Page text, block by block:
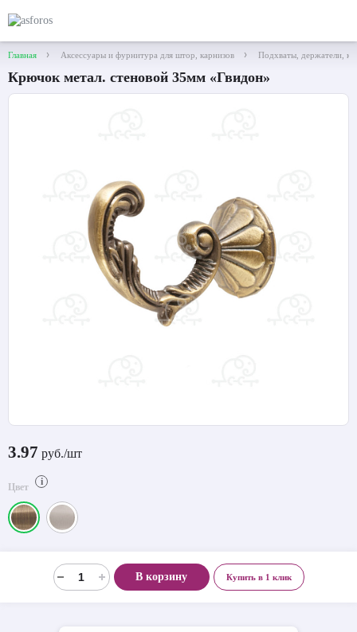
Главная Аксессуары и фурнитура для штор, карнизов Подхваты, держатели,
Крючок метал. стеновой 35мм «Гвидон»
3.97 руб./шт
Цвет i
В корзину Купить в 1 клик